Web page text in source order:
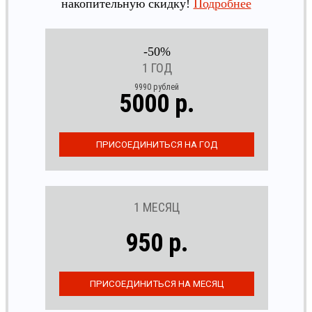
накопительную скидку! Подробнее
-50%
1 ГОД
9990 рублей
5000 р.
1 МЕСЯЦ
950 р.